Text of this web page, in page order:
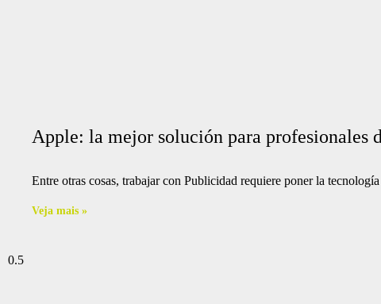
Apple: la mejor solución para profesionales
Entre otras cosas, trabajar con Publicidad requiere poner la
Veja mais »